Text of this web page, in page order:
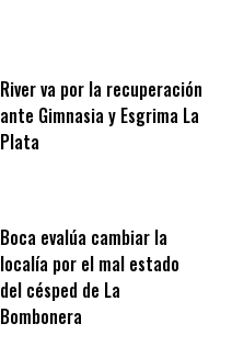
River va por la recuperación
ante Gimnasia y Esgrima La
Plata
Boca evalúa cambiar la
localía por el mal estado
del césped de La
Bombonera